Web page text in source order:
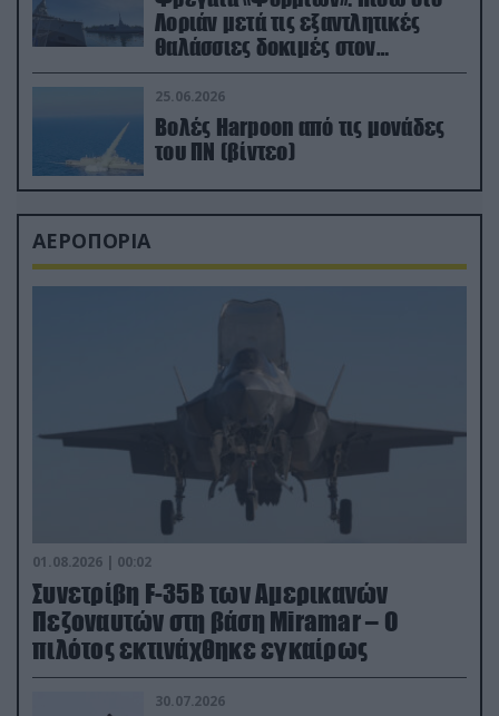
Λοριάν μετά τις εξαντλητικές
θαλάσσιες δοκιμές στον
απαιτητικό Βισκαϊκό
25.06.2026
Βολές Harpoon από τις μονάδες
του ΠΝ (βίντεο)
ΑΕΡΟΠΟΡΙΑ
01.08.2026 | 00:02
Συνετρίβη F-35B των Αμερικανών
Πεζοναυτών στη βάση Miramar – Ο
πιλότος εκτινάχθηκε εγκαίρως
30.07.2026